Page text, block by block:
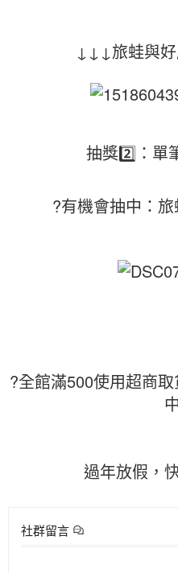
↓ ↓ ↓旅蛙與
抽獎2️⃣：單
?有機會抽中：
?全館滿500使用超商
過年放假，
社群留言